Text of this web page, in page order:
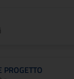
PROGETTO